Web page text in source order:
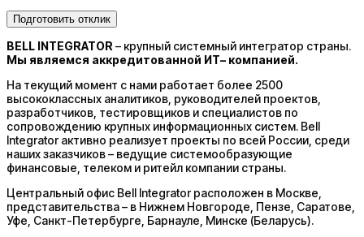
Подготовить отклик
BELL INTEGRATOR – крупный системный интегратор страны.
Мы являемся аккредитованной ИТ– компанией.
На текущий момент с нами работает более 2500
высококлассных аналитиков, руководителей проектов,
разработчиков, тестировщиков и специалистов по
сопровождению крупных информационных систем. Bell
Integrator активно реализует проекты по всей России, среди
наших заказчиков – ведущие системообразующие
финансовые, телеком и ритейл компании страны.
Центральный офис Bell Integrator расположен в Москве,
представительства – в Нижнем Новгороде, Пензе, Саратове,
Уфе, Санкт-Петербурге, Барнауле, Минске (Беларусь).